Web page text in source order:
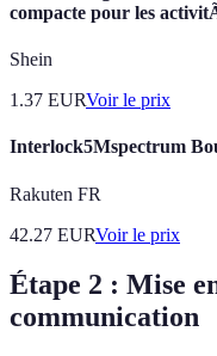
compacte pour les
Shein
1.37 EURVoir le prix
Interlock5Mspectrum
Rakuten FR
42.27 EURVoir le prix
Étape 2 : Mise
communication